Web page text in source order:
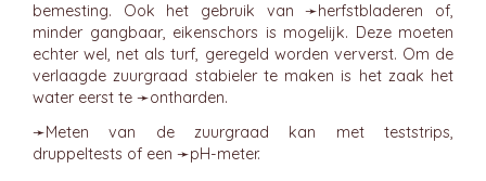
bemesting. Ook het gebruik van ➛herfstbladeren of,
minder gangbaar, eikenschors is mogelijk. Deze moeten
echter wel, net als turf, geregeld worden ververst. Om de
verlaagde zuurgraad stabieler te maken is het zaak het
water eerst te ➛ontharden.
➛Meten van de zuurgraad kan met teststrips,
druppeltests of een ➛pH-meter.